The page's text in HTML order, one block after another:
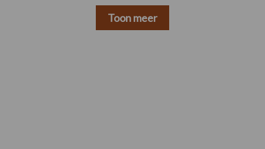
Toon meer